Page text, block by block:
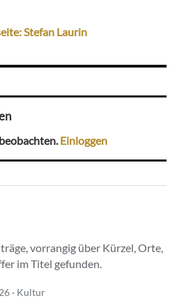
Stefan Laurin
Einloggen
vorrangig über Kürzel, Orte,
im Titel gefunden.
· Kultur